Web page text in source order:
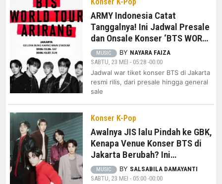
ARMY Indonesia Catat
Tanggalnya! Ini Jadwal Presale
dan Onsale Konser ‘BTS WORLD
TOUR ARIRANG’ di Jakarta
MUSIC BY NAYARA FAIZA
SABTU, 23 MEI - 05:28 -00:00
Jadwal war tiket konser BTS di Jakarta
resmi rilis, dari presale hingga general
sale
Konser K-Pop
Awalnya JIS lalu Pindah ke GBK,
Kenapa Venue Konser BTS di
Jakarta Berubah? Ini
Alasannya!
MUSIC BY SALSABILA DAMAYANTI
SABTU, 23 MEI - 05:00 -00:00